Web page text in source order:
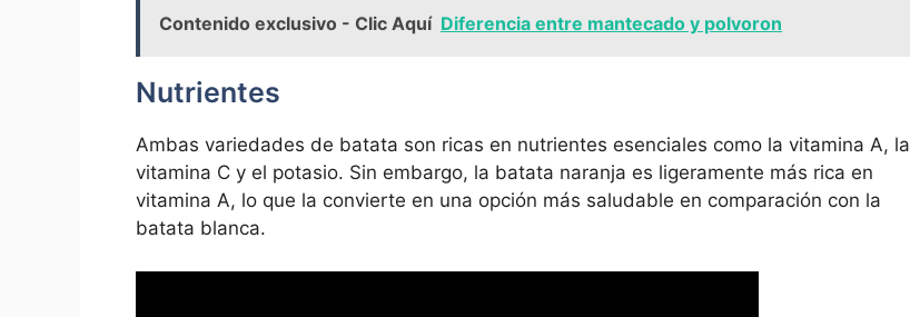
Contenido exclusivo - Clic Aquí Diferencia entre mantecado y polvoron
Nutrientes
Ambas variedades de batata son ricas en nutrientes esenciales como la vitamina A, la
vitamina C y el potasio. Sin embargo, la batata naranja es ligeramente más rica en
vitamina A, lo que la convierte en una opción más saludable en comparación con la
batata blanca.